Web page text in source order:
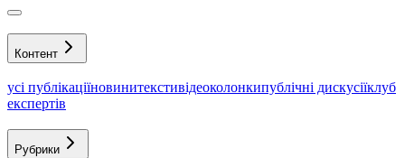
Контент
усі публікаціїновинитекстивідеоколонкипублічні дискусіїклуб
експертів
Рубрики